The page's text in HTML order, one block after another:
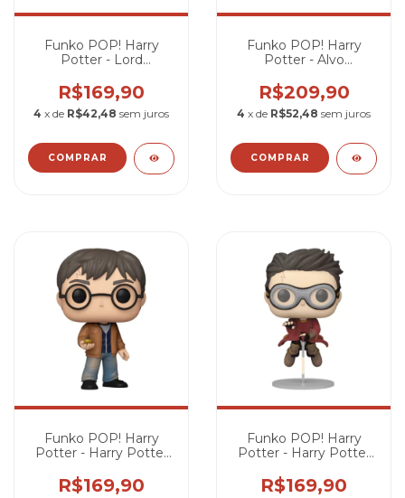
Funko POP! Harry
Potter - Lord
R$169,90
4 x de R$42,48 sem juros
Funko POP! Harry
Potter - Alvo
R$209,90
4 x de R$52,48 sem juros
Funko POP! Harry
Potter - Harry Potter
R$169,90
Funko POP! Harry
Potter - Harry Potter
R$169,90